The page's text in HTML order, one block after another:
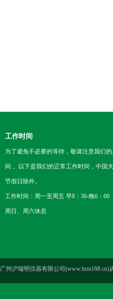
工作时间
为了避免不必要的等待，敬请注意我们
间 。以下是我们的正常工作时间，中国
节假日除外。
工作时间：周一至周五 早8：30-晚6：00
周日、周六休息
广州沪瑞明仪器有限公司